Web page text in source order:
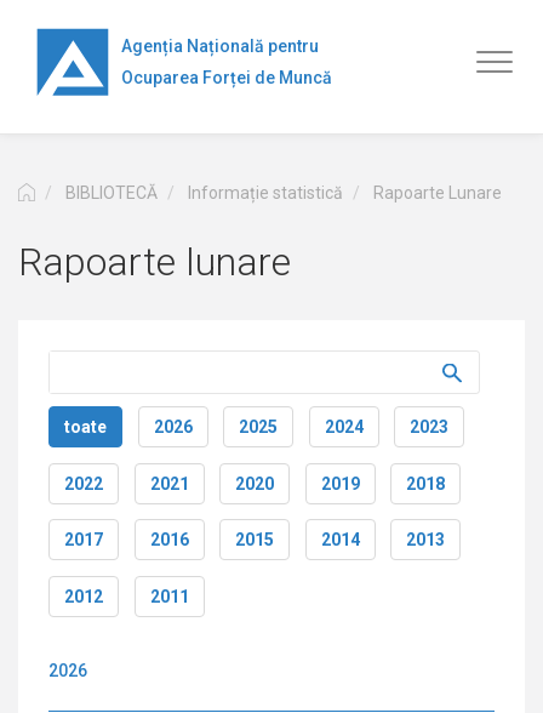
conţinutul
principal
Agenția Națională pentru
Ocuparea Forței de Muncă
BIBLIOTECĂ Informație statistică Rapoarte Lunare
Rapoarte lunare
toate 2026 2025 2024 2023
2022 2021 2020 2019 2018
2017 2016 2015 2014 2013
2012 2011
2026